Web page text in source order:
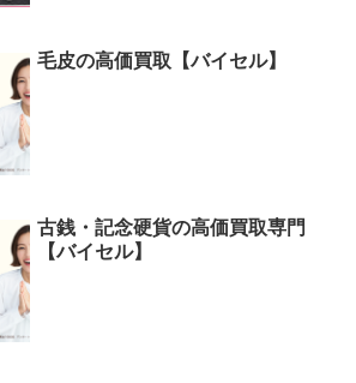
毛皮の高価買取【バイセル】
古銭・記念硬貨の高価買取専門
【バイセル】